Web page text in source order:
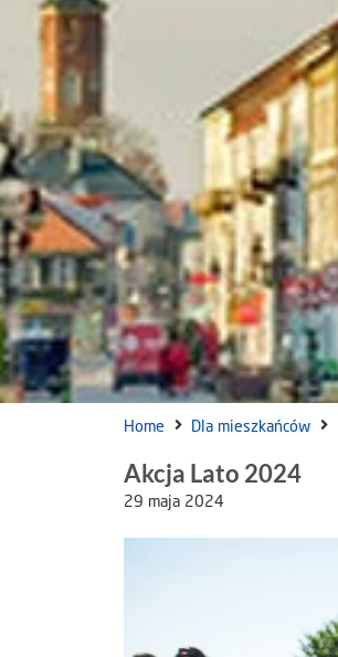
Home Dla mieszkańców
Akcja Lato 2024
29 maja 2024